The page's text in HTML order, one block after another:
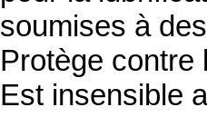
soumises à
Protège contre
Est insensible